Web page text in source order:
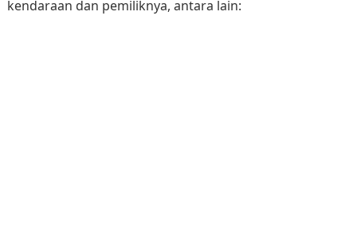
kendaraan dan pemiliknya, antara lain: